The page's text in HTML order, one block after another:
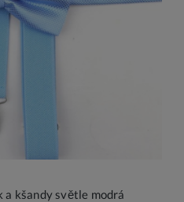
kšandy světle modrá